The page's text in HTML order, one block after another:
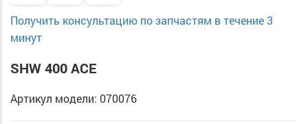
Получить консультацию по запчастям в течение 3
минут
SHW 400 ACE
Артикул модели: 070076